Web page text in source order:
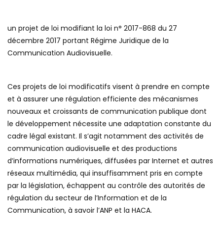
un projet de loi modifiant la loi n° 2017-868 du 27
décembre 2017 portant Régime Juridique de la
Communication Audiovisuelle.
Ces projets de loi modificatifs visent à prendre en compte
et à assurer une régulation efficiente des mécanismes
nouveaux et croissants de communication publique dont
le développement nécessite une adaptation constante du
cadre légal existant. Il s’agit notamment des activités de
communication audiovisuelle et des productions
d’informations numériques, diffusées par Internet et autres
réseaux multimédia, qui insuffisamment pris en compte
par la législation, échappent au contrôle des autorités de
régulation du secteur de l’Information et de la
Communication, à savoir l’ANP et la HACA.